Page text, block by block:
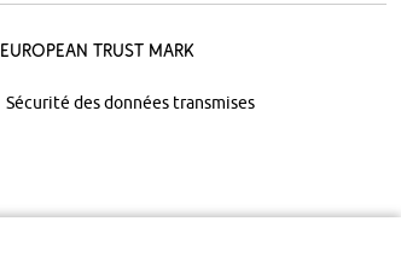
European Trust Mark
Sécurité des données transmises